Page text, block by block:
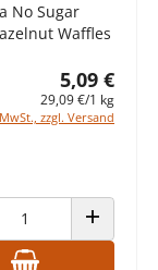
No Sugar
Waffles
5,09 €
29,09 €/1 kg
zzgl. Versand
VERRINGERN ANZAHL